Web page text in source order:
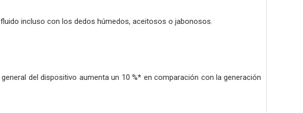
incluso con los dedos húmedos, aceitosos o jabonosos.
del dispositivo aumenta un 10 %* en comparación con la generación